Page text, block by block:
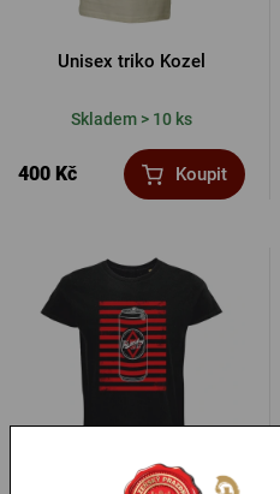
Unisex triko Kozel
Skladem > 10 ks
400 Kč Koupit